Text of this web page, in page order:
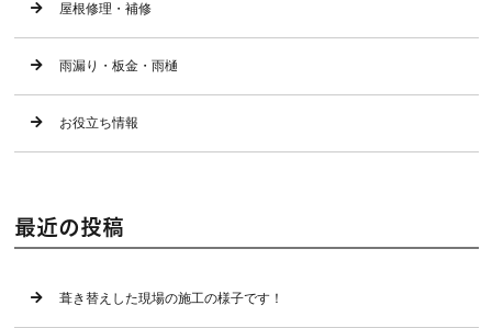
屋根修理・補修
雨漏り・板金・雨樋
お役立ち情報
最近の投稿
葺き替えした現場の施工の様子です！